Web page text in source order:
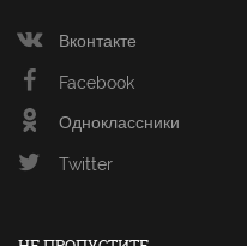
Вконтакте
Facebook
Одноклассники
Twitter